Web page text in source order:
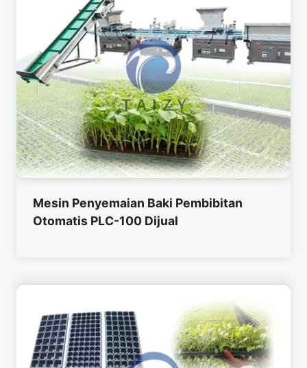
Mesin Penyemaian Baki Pembibitan
Otomatis PLC-100 Dijual